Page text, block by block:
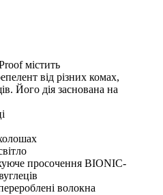
містить
від різних комах,
Його дія заснована на
просочення BIONIC-
волокна